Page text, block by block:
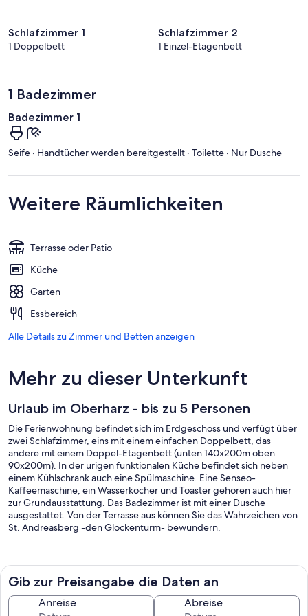
Schlafzimmer 1
1 Doppelbett
Schlafzimmer 2
1 Einzel-Etagenbett
1 Badezimmer
Badezimmer 1
Seife · Handtücher werden bereitgestellt · Toilette · Nur Dusche
Weitere Räumlichkeiten
Terrasse oder Patio
Küche
Garten
Essbereich
Alle Details zu Zimmer und Betten anzeigen
Mehr zu dieser Unterkunft
Urlaub im Oberharz - bis zu 5 Personen
Die Ferienwohnung befindet sich im Erdgeschoss und verfügt über
zwei Schlafzimmer, eins mit einem einfachen Doppelbett, das
andere mit einem Doppel-Etagenbett (unten 140x200m oben
90x200m). In der urigen funktionalen Küche befindet sich neben
einem Kühlschrank auch eine Spülmaschine. Eine Senseo-
Kaffeemaschine, ein Wasserkocher und Toaster gehören auch hier
zur Grundausstattung. Das Badezimmer ist mit einer Dusche
ausgestattet. Von der Terrasse aus können Sie das Wahrzeichen von
St. Andreasberg -den Glockenturm- bewundern.
Das Rauchen ist ausschließlich draußen bzw. auf der Terrasse
gestattet. Von dort können Sie ebenfalls die magische Bergwelt des
Harzes auf sich wirken lassen.
Gib zur Preisangabe die Daten an
Anreise Abreise